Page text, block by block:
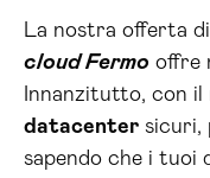
La nostra offerta
cloud Fermo offre
Innanzitutto, con
datacenter sicuri,
sapendo che i tuoi